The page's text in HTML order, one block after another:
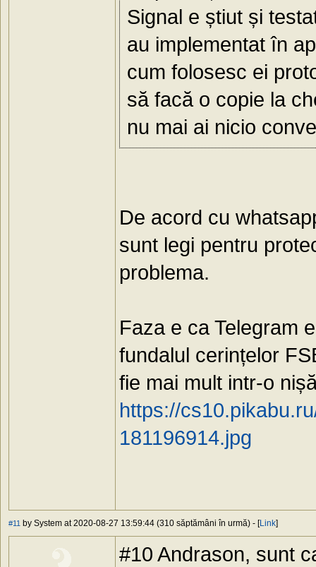
Signal e știut și
au implementat în
cum folosesc ei
să facă o copie la
nu mai ai nicio
De acord cu
sunt legi pentru
problema.
Faza e ca Telegram
fundalul cerințelor
fie mai mult intr-o
https://
181196914.jpg
#11 by System at 2020-08-27 13:59:44 (310 săptămâni în urmă) - [Link]
#10 Andrason, sunt